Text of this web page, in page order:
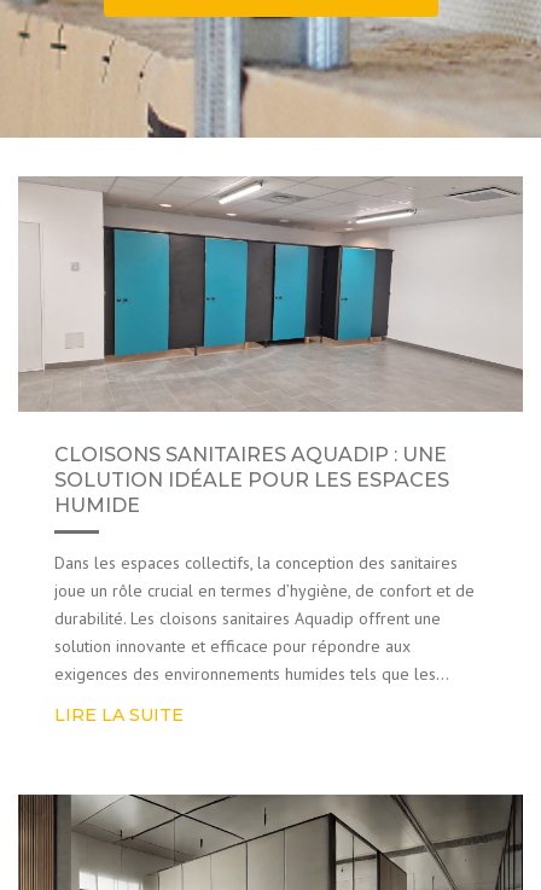
CLOISONS SANITAIRES AQUADIP : UNE
SOLUTION IDÉALE POUR LES ESPACES
HUMIDE
Dans les espaces collectifs, la conception des sanitaires
joue un rôle crucial en termes d’hygiène, de confort et de
durabilité. Les cloisons sanitaires Aquadip offrent une
solution innovante et efficace pour répondre aux
exigences des environnements humides tels que les…
LIRE LA SUITE